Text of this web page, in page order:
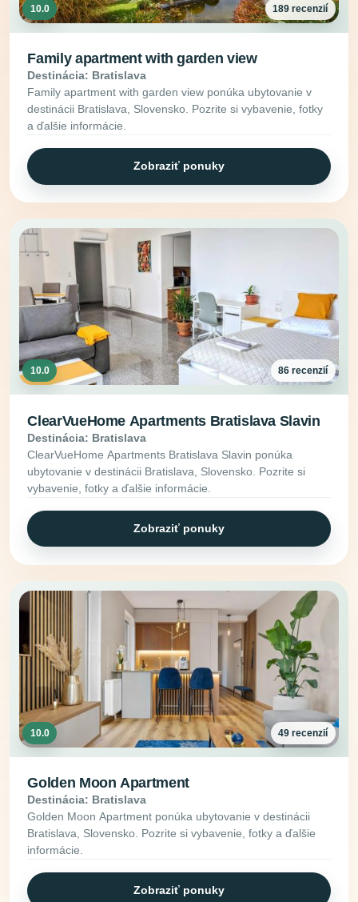
10.0 189 recenzií
Family apartment with garden view
Destinácia: Bratislava
Family apartment with garden view ponúka ubytovanie v
destinácii Bratislava, Slovensko. Pozrite si vybavenie, fotky
a ďalšie informácie.
Zobraziť ponuky
10.0 86 recenzií
ClearVueHome Apartments Bratislava Slavin
Destinácia: Bratislava
ClearVueHome Apartments Bratislava Slavin ponúka
ubytovanie v destinácii Bratislava, Slovensko. Pozrite si
vybavenie, fotky a ďalšie informácie.
Zobraziť ponuky
10.0 49 recenzií
Golden Moon Apartment
Destinácia: Bratislava
Golden Moon Apartment ponúka ubytovanie v destinácii
Bratislava, Slovensko. Pozrite si vybavenie, fotky a ďalšie
informácie.
Zobraziť ponuky